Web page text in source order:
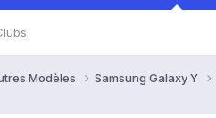
Modèles Samsung Galaxy Y